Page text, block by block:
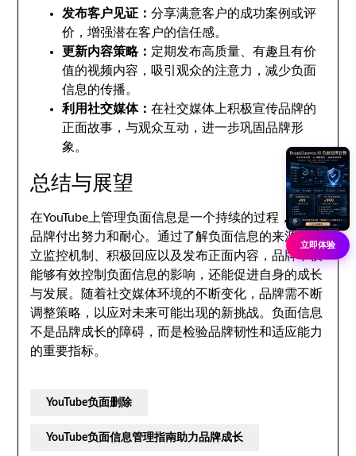
发布客户见证：分享满意客户的成功案例或评
价，增强潜在客户的信任感。
更新内容策略： 定期发布高质量、有趣且有价
值的视频内容，吸引观众的注意力，减少负面
信息的传播。
利用社交媒体：在社交媒体上积极宣传品牌的
正面故事，与观众互动，进一步巩固品牌形
象。
总结与展望
在YouTube上管理负面信息是一个持续的过程，需要
品牌付出努力和耐心。通过了解负面信息的来源、建
立监控机制、积极回应以及发布正面内容，品牌不仅
能够有效控制负面信息的影响，还能促进自身的成长
与发展。随着社交媒体环境的不断变化，品牌需不断
调整策略，以应对未来可能出现的新挑战。负面信息
不是品牌成长的障碍，而是检验品牌韧性和适应能力
的重要指标。
YouTube负面删除
YouTube负面信息管理指南助力品牌成长
立即体验